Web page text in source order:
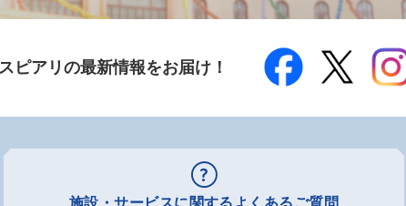
ピアリの最新情報をお届け！
施設・サービスに関するよくあるご質問